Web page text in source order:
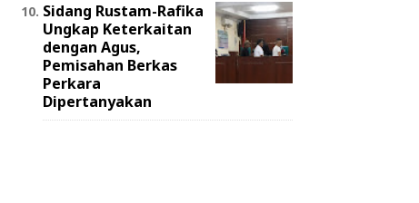
Sidang Rustam-Rafika
Ungkap Keterkaitan
dengan Agus,
Pemisahan Berkas
Perkara
Dipertanyakan